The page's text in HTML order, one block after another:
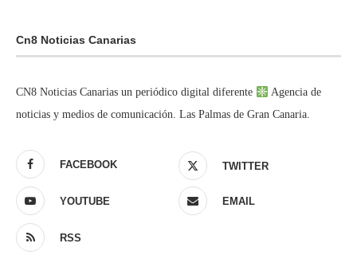
Cn8 Noticias Canarias
CN8 Noticias Canarias un periódico digital diferente
Agencia de
noticias y medios de comunicación. Las Palmas de Gran Canaria.
FACEBOOK TWITTER
YOUTUBE EMAIL
RSS